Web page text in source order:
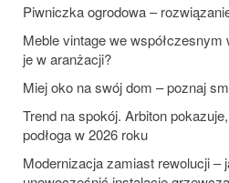
Piwniczka ogrodowa –
Meble vintage we
je w aranżacji?
Miej oko na swój dom – poznaj
Trend na spokój. Arbiton
podłoga w 2026 roku
Modernizacja zamiast rewolucji –